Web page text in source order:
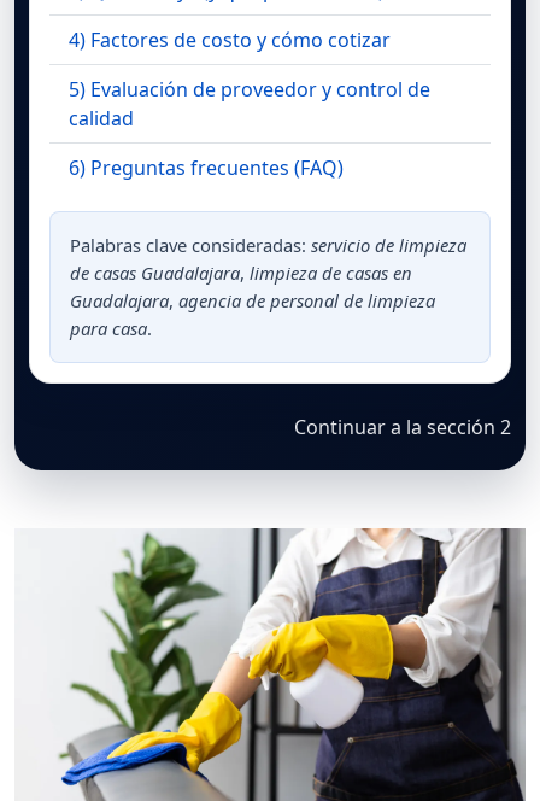
4) Factores de costo y cómo cotizar
5) Evaluación de proveedor y control de
calidad
6) Preguntas frecuentes (FAQ)
Palabras clave consideradas: servicio de limpieza
de casas Guadalajara, limpieza de casas en
Guadalajara, agencia de personal de limpieza
para casa.
Continuar a la sección 2